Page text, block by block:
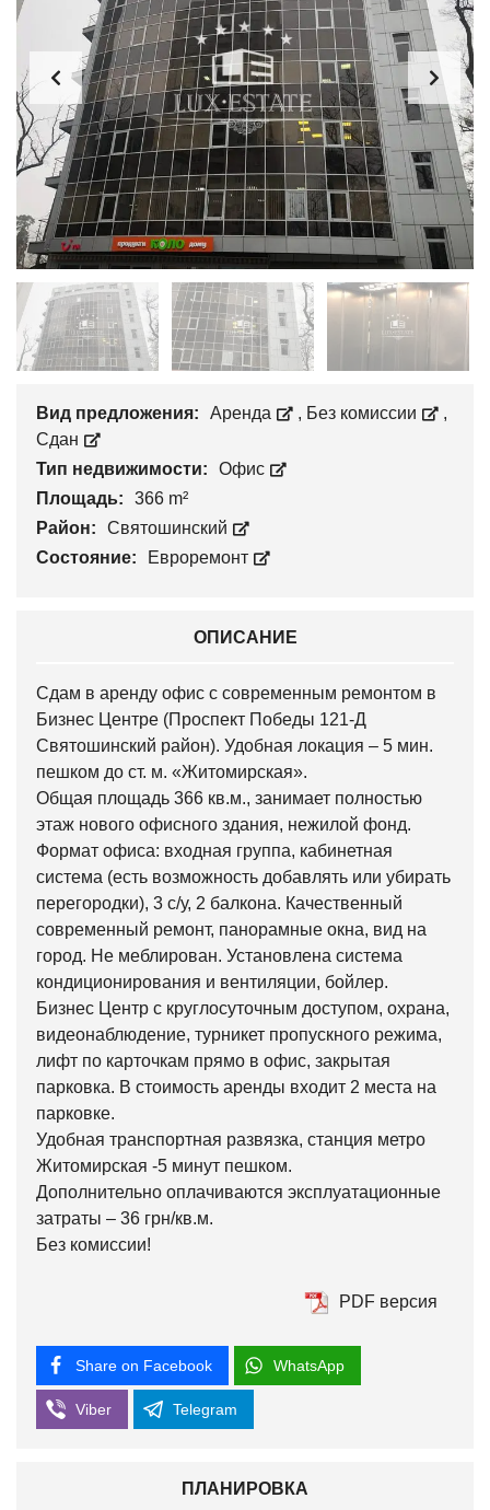
Вид предложения: Аренда , Без комиссии
,
Сдан
Тип недвижимости:
Офис
Площадь:
366 m²
Район:
Святошинский
Состояние:
Евроремонт
ОПИСАНИЕ
Сдам в аренду офис с современным ремонтом в
Бизнес Центре (Проспект Победы 121-Д
Святошинский район). Удобная локация – 5 мин.
пешком до ст. м. «Житомирская».
Общая площадь 366 кв.м., занимает полностью
этаж нового офисного здания, нежилой фонд.
Формат офиса: входная группа, кабинетная
система (есть возможность добавлять или убирать
перегородки), 3 с/у, 2 балкона. Качественный
современный ремонт, панорамные окна, вид на
город. Не меблирован. Установлена система
кондиционирования и вентиляции, бойлер.
Бизнес Центр с круглосуточным доступом, охрана,
видеонаблюдение, турникет пропускного режима,
лифт по карточкам прямо в офис, закрытая
парковка. В стоимость аренды входит 2 места на
парковке.
Удобная транспортная развязка, станция метро
Житомирская -5 минут пешком.
Дополнительно оплачиваются эксплуатационные
затраты – 36 грн/кв.м.
Без комиссии!
PDF версия
Share on Facebook WhatsApp
Viber Telegram
ПЛАНИРОВКА